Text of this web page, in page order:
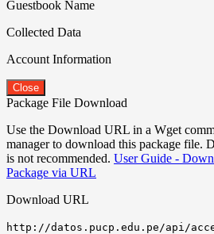
Guestbook Name
Collected Data
Account Information
Close
Package File Download
Use the Download URL in a Wget
manager to download this package file.
is not recommended. User Guide -
Package via URL
Download URL
http://datos.pucp.edu.pe/api/